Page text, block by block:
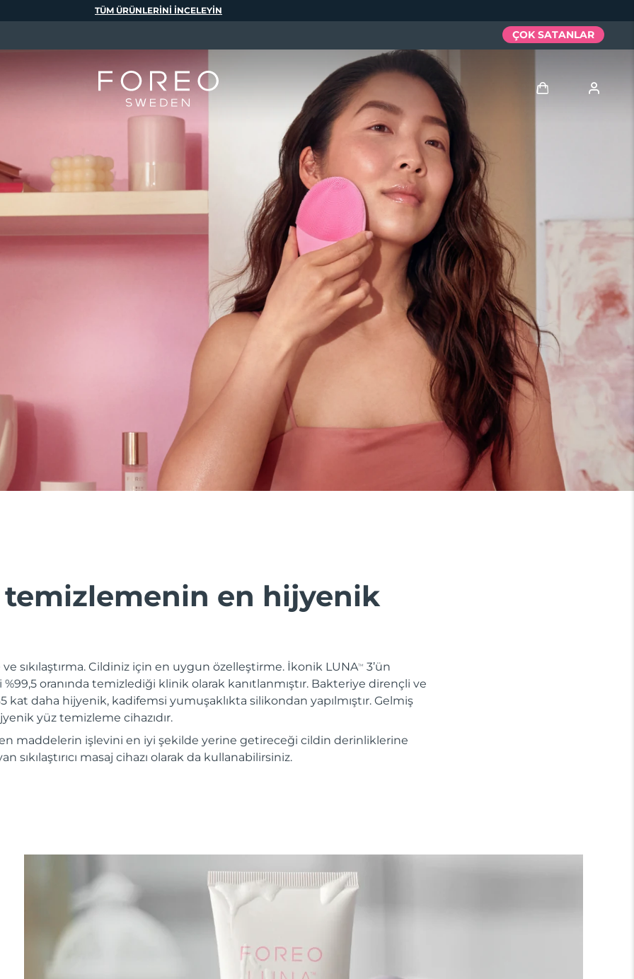
en hijyenik
ve sıkılaştırma. Cildiniz için en uygun özelleştirme. İkonik LUNATM
3’ün
oranında temizlediği klinik olarak kanıtlanmıştır. Bakteriye dirençli ve
kat daha hijyenik, kadifemsi yumuşaklıkta silikondan yapılmıştır. Gelmiş
yüz temizleme cihazıdır.
maddelerin işlevini en iyi şekilde yerine getireceği cildin derinliklerine
sıkılaştırıcı masaj cihazı olarak da kullanabilirsiniz.
TÜM ÜRÜNLERINI INCELEYIN
ÇOK SATANLAR
Siparişlerim
Adresim
Aboneliklerim